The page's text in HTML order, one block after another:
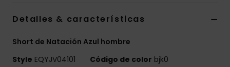
Detalles & características
Short de Natación Azul hombre
Style EQYJV04101 Código de color bjk0